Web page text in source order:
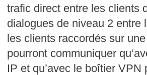
trafic direct entre les clients
dialogues de niveau 2 entre
les clients raccordés sur
pourront communiquer
IP et qu’avec le boîtier